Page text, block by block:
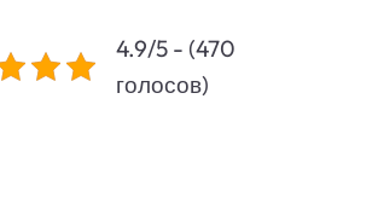
4.9/5 - (470
голосов)